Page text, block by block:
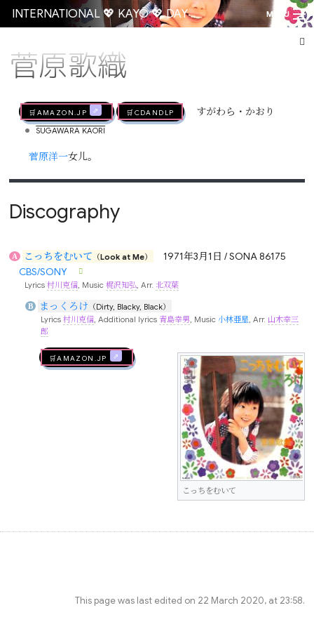
INTERNATIONAL 💖 KAYŌ 💖 DAY MENU
菅原歌織
🛒AMAZON.jp 🛒CDandLP すがわら・かおり
• SUGAWARA KAORI
菅原洋一女儿。
Discography
A こっちをむいて （Look at Me）
1971年3月1日 / SONA 86175
CBS/SONY
Lyrics村川克信 , Music梶沢知弘 , Arr.北双葉
B まっくろけ （Dirty, Blacky, Black）
Lyrics 村川克信, Additional lyrics 青島幸男, Music 小林亜星, Arr. 山木幸三
郎
こっちをむいて
🛒AMAZON.jp
This page was last edited on 22 March 2020, at 23:58.